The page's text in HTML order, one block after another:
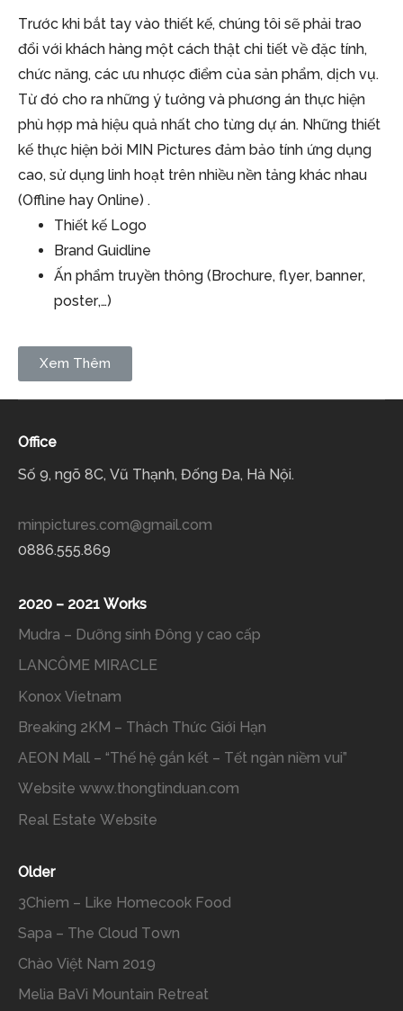
Trước khi bắt tay vào thiết kế, chúng tôi sẽ phải trao
đổi với khách hàng một cách thật chi tiết về đặc tính,
chức năng, các ưu nhược điểm của sản phẩm, dịch vụ.
Từ đó cho ra những ý tưởng và phương án thực hiện
phù hợp mà hiệu quả nhất cho từng dự án. Những thiết
kế thực hiện bởi MIN Pictures đảm bảo tính ứng dụng
cao, sử dụng linh hoạt trên nhiều nền tảng khác nhau
(Offline hay Online) .
Thiết kế Logo
Brand Guidline
Ấn phẩm truyền thông (Brochure, flyer, banner,
poster,…)
Xem Thêm
Office
Số 9, ngõ 8C, Vũ Thạnh, Đống Đa, Hà Nội.
minpictures.com@gmail.com
0886.555.869
2020 – 2021 Works
Mudra – Dưỡng sinh Đông y cao cấp
LANCÔME MIRACLE
Konox Vietnam
Breaking 2KM – Thách Thức Giới Hạn
AEON Mall – “Thế hệ gắn kết – Tết ngàn niềm vui”
Website www.thongtinduan.com
Real Estate Website
Older
3Chiem – Like Homecook Food
Sapa – The Cloud Town
Chào Việt Nam 2019
Melia BaVi Mountain Retreat